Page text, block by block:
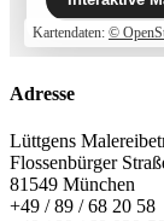
Kartendaten: ©
Adresse
Lüttgens
Flossenbürger
81549 München
+49 / 89 / 68 20 58